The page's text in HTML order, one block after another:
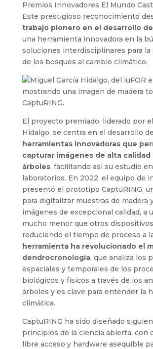
Premios Innovadores El Mundo
Este prestigioso reconocimiento
trabajo pionero en el desarrollo de
una herramienta innovadora en la
soluciones interdisciplinares para la
de los bosques al cambio climático.
El proyecto premiado, liderado por
Hidalgo, se centra en el desarrollo de
herramientas innovadoras que
capturar imágenes de alta calidad
árboles, facilitando así su estudio
laboratorios. En 2022, el equipo de
presentó el prototipo CaptuRING,
para digitalizar muestras de madera
imágenes de excepcional calidad, a
mucho menor que otros
reduciendo el tiempo de proceso a
herramienta ha revolucionado el
dendrocronología, que analiza los
espaciales y temporales de los
biológicos y físicos a través de los
árboles y es clave para entender la
climática.
CaptuRING ha sido diseñado
principios de la ciencia abierta, con
libre acceso y hardware asequible